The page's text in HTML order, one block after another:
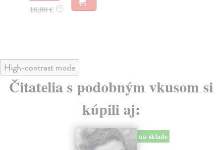
18,80 € ?
High-contrast mode
Čitatelia s podobným vkusom si
kúpili aj:
na sklade